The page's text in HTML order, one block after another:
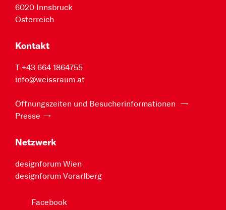
6020 Innsbruck
Österreich
Kontakt
T +43 664 1864755
info@weissraum.at
Öffnungszeiten und Besucherinformationen
Presse
Netzwerk
designforum Wien
designforum Vorarlberg
Facebook